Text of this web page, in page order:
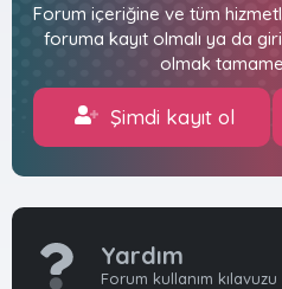
Forum içeriğine ve tüm
foruma kayıt olmalı ya da
olmak
Şimdi kayıt ol
Yardım
Forum kullanım kılavuzu